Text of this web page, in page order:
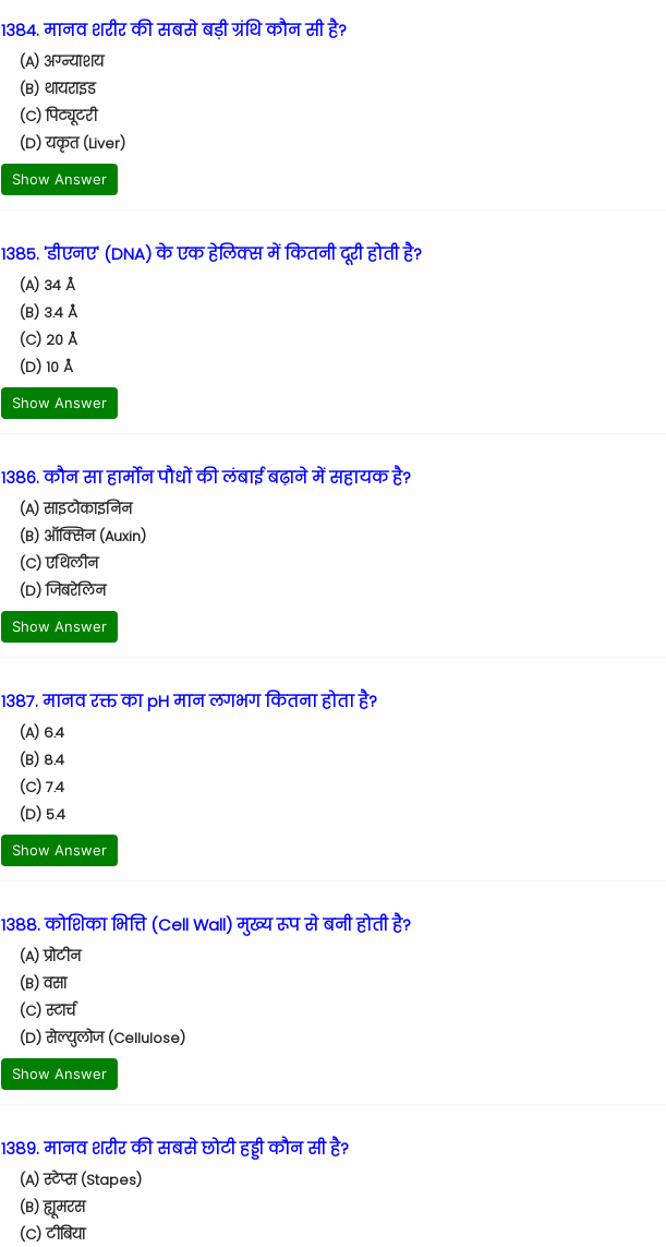
1384. मानव शरीर की सबसे बड़ी ग्रंथि कौन सी है?
(A) अग्न्याशय
(B) थायराइड
(C) पिट्यूटरी
(D) यकृत (Liver)
Show Answer
1385. 'डीएनए' (DNA) के एक हेलिक्स में कितनी दूरी होती है?
(A) 34 Å
(B) 3.4 Å
(C) 20 Å
(D) 10 Å
Show Answer
1386. कौन सा हार्मोन पौधों की लंबाई बढ़ाने में सहायक है?
(A) साइटोकाइनिन
(B) ऑक्सिन (Auxin)
(C) एथिलीन
(D) जिबरेलिन
Show Answer
1387. मानव रक्त का pH मान लगभग कितना होता है?
(A) 6.4
(B) 8.4
(C) 7.4
(D) 5.4
Show Answer
1388. कोशिका भित्ति (Cell Wall) मुख्य रूप से बनी होती है?
(A) प्रोटीन
(B) वसा
(C) स्टार्च
(D) सेल्युलोज (Cellulose)
Show Answer
1389. मानव शरीर की सबसे छोटी हड्डी कौन सी है?
(A) स्टेप्स (Stapes)
(B) ह्यूमरस
(C) टीबिया